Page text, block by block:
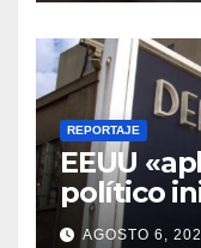
REPORTAJE
EEUU
político
AGOSTO 6,